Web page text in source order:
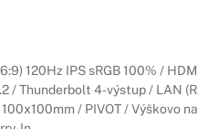
farby. Preto sú monitory
120Hz IPS sRGB 100% /
/ Thunderbolt 4-výstup / LAN
/ PIVOT / Výškovo